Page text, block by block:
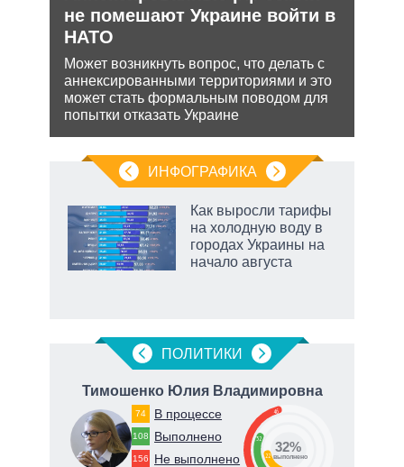
не помешают Украине войти в
НАТО
Может возникнуть вопрос, что делать с
аннексированными территориями и это
может стать формальным поводом для
попытки отказать Украине
ИНФОГРАФИКА
Как выросли тарифы
на холодную воду в
городах Украины на
начало августа
ПОЛИТИКИ
Тимошенко Юлия Владимировна
74 В процессе
108 Выполнено
156 Не выполнено
46
32
22
32%
выполнено